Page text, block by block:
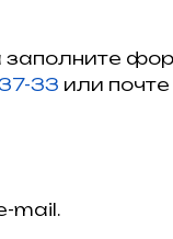
заполните
33 или почте
mail.